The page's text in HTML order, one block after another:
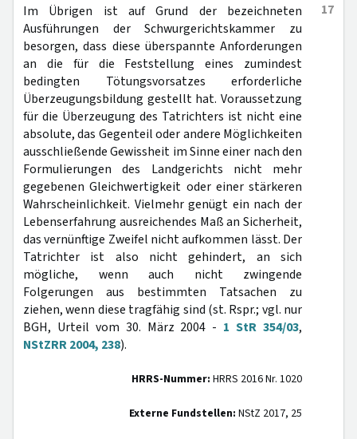
17
Im Übrigen ist auf Grund der bezeichneten
Ausführungen der Schwurgerichtskammer zu
besorgen, dass diese überspannte Anforderungen
an die für die Feststellung eines zumindest
bedingten Tötungsvorsatzes erforderliche
Überzeugungsbildung gestellt hat. Voraussetzung
für die Überzeugung des Tatrichters ist nicht eine
absolute, das Gegenteil oder andere Möglichkeiten
ausschließende Gewissheit im Sinne einer nach den
Formulierungen des Landgerichts nicht mehr
gegebenen Gleichwertigkeit oder einer stärkeren
Wahrscheinlichkeit. Vielmehr genügt ein nach der
Lebenserfahrung ausreichendes Maß an Sicherheit,
das vernünftige Zweifel nicht aufkommen lässt. Der
Tatrichter ist also nicht gehindert, an sich
mögliche, wenn auch nicht zwingende
Folgerungen aus bestimmten Tatsachen zu
ziehen, wenn diese tragfähig sind (st. Rspr.; vgl. nur
BGH, Urteil vom 30. März 2004 - 1 StR 354/03,
NStZRR 2004, 238).
HRRS-Nummer: HRRS 2016 Nr. 1020
Externe Fundstellen: NStZ 2017, 25